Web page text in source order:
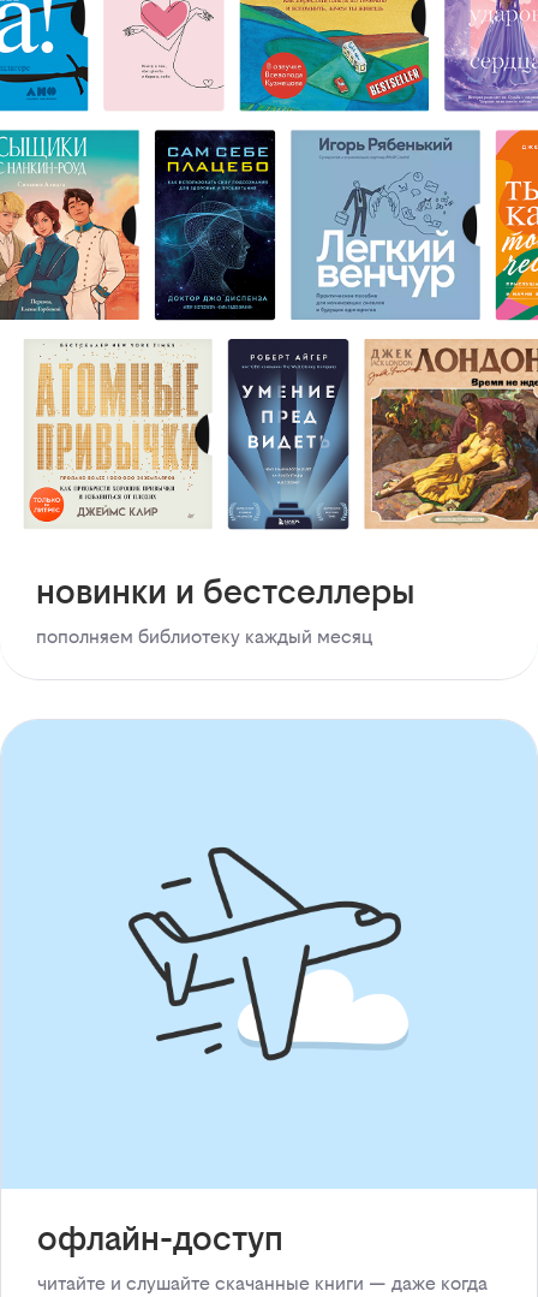
новинки и бестселлеры
пополняем библиотеку каждый месяц
офлайн-доступ
читайте и слушайте скачанные книги — даже когда